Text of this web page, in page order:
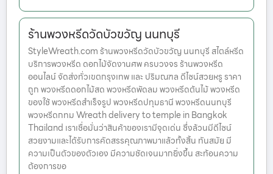
ร้านพวงหรีดวัดบัวขวัญ นนทบุรี
StyleWreath.com ร้านพวงหรีดวัดบัวขวัญ นนทบุรี สไตล์หรีด
บริการพวงหรีด ดอกไม้จัดงานศพ ครบวงจร ร้านพวงหรีด
ออนไลน์ จัดส่งทั่วเขตกรุงเทพ และ ปริมณฑล ดีไซน์สวยหรู ราคา
ถูก พวงหรีดดอกไม้สด พวงหรีดพัดลม พวงหรีดต้นไม้ พวงหรีด
ของใช้ พวงหรีดสำเร็จรูป พวงหรีดปทุมธานี พวงหรีดนนทบุรี
พวงหรีดกทม Wreath delivery to temple in Bangkok
Thailand เราเชื่อมั่นว่าสินค้าของเรามีจุดเด่น ซึ่งล้วนมีดีไซน์
สวยงามและได้รับการคัดสรรคุณภาพมาแล้วทั้งสิ้น ทันสมัย มี
ความเป็นตัวของตัวเอง มีความชัดเจนมากยิ่งขึ้น สะท้อนความ
ต้องการขอ